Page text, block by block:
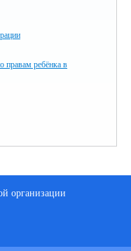
правам ребёнка в
организации